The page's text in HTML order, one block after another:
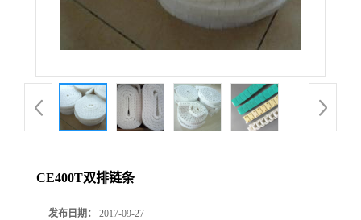
CE400T双排链条
发布日期： 2017-09-27